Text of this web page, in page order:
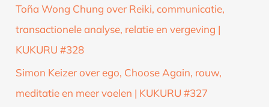
Toña Wong Chung over Reiki, communicatie,
transactionele analyse, relatie en vergeving |
KUKURU #328
Simon Keizer over ego, Choose Again, rouw,
meditatie en meer voelen | KUKURU #327